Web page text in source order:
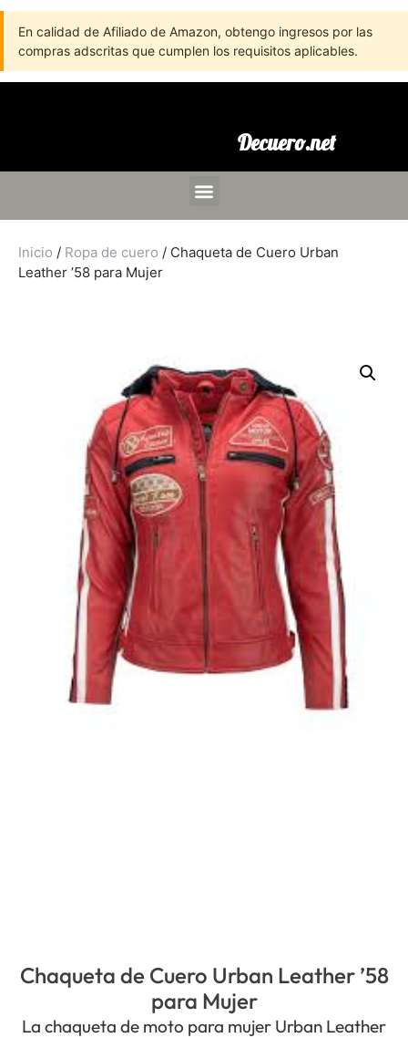
En calidad de Afiliado de Amazon, obtengo ingresos por las
compras adscritas que cumplen los requisitos aplicables.
Decuero.net
Inicio / Ropa de cuero / Chaqueta de Cuero Urban
Leather ’58 para Mujer
Chaqueta de Cuero Urban Leather ’58
para Mujer
La chaqueta de moto para mujer Urban Leather